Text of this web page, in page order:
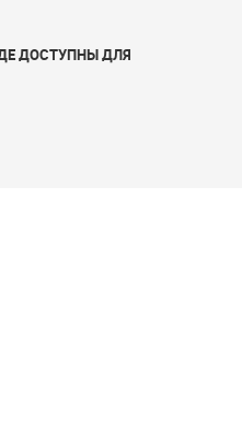
ДОСТУПНЫ ДЛЯ